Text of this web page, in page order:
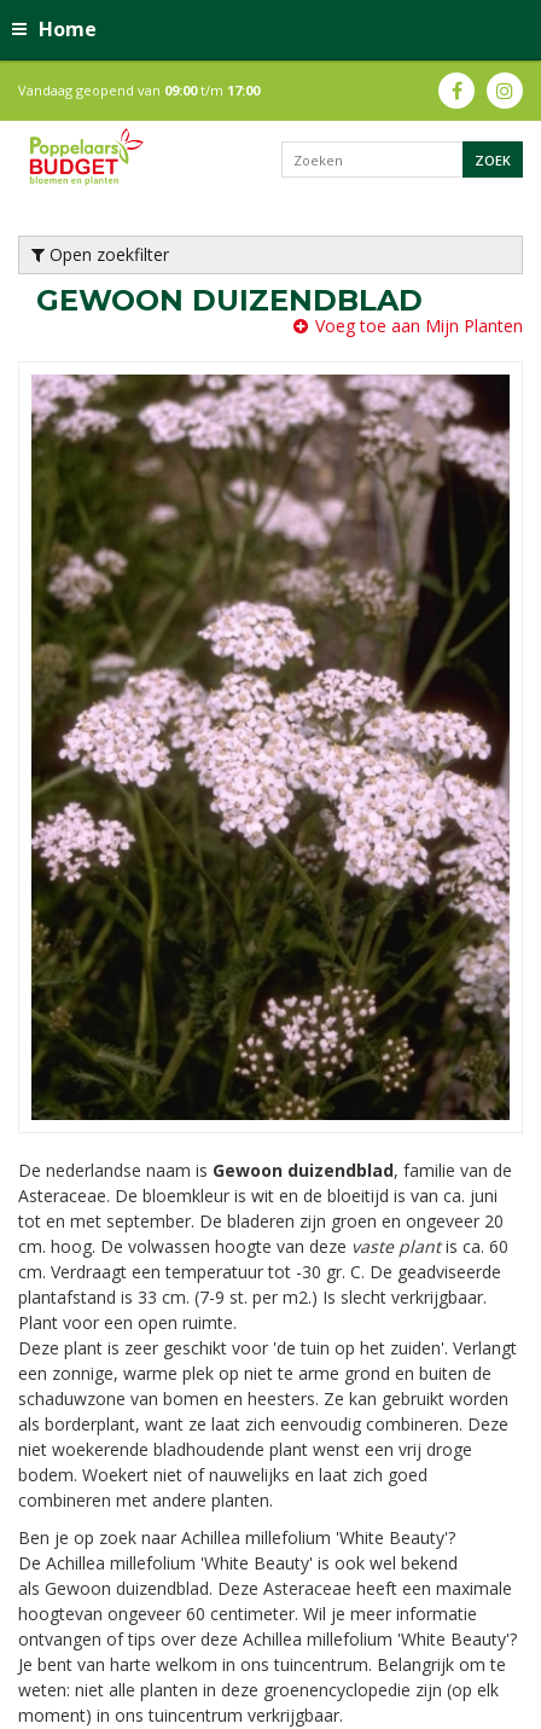
Home
Vandaag geopend van 09:00t/m 17:00
Open zoekfilter
GEWOON DUIZENDBLAD
Voeg toe aan Mijn Planten
De nederlandse naam is Gewoon duizendblad, familie van de
Asteraceae. De bloemkleur is wit en de bloeitijd is van ca. juni
tot en met september. De bladeren zijn groen en ongeveer 20
cm. hoog. De volwassen hoogte van deze vaste plantis ca. 60
cm. Verdraagt een temperatuur tot -30 gr. C. De geadviseerde
plantafstand is 33 cm. (7-9 st. per m2.) Is slecht verkrijgbaar.
Plant voor een open ruimte.
Deze plant is zeer geschikt voor 'de tuin op het zuiden'. Verlangt
een zonnige, warme plek op niet te arme grond en buiten de
schaduwzone van bomen en heesters. Ze kan gebruikt worden
als borderplant, want ze laat zich eenvoudig combineren. Deze
niet woekerende bladhoudende plant wenst een vrij droge
bodem. Woekert niet of nauwelijks en laat zich goed
combineren met andere planten.
Ben je op zoek naar Achillea millefolium 'White Beauty'?
De Achillea millefolium 'White Beauty' is ook wel bekend
als Gewoon duizendblad. Deze Asteraceae heeft een maximale
hoogtevan ongeveer 60 centimeter. Wil je meer informatie
ontvangen of tips over deze Achillea millefolium 'White Beauty'?
Je bent van harte welkom in ons tuincentrum. Belangrijk om te
weten: niet alle planten in deze groenencyclopedie zijn (op elk
moment) in ons tuincentrum verkrijgbaar.